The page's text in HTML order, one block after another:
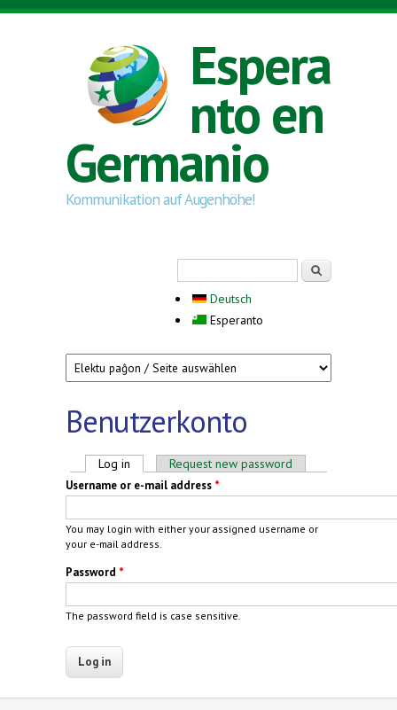
Skip to main content
Espera
nto en
Germanio
Kommunikation auf Augenhöhe!
Deutsch
Esperanto
Benutzerkonto
Primary tabs
Log in (active tab)Request new password
Username or e-mail address *
You may login with either your assigned username or
your e-mail address.
Password *
The password field is case sensitive.